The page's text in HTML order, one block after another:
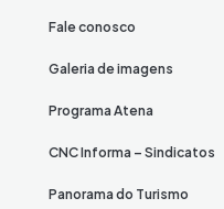
Fale conosco
Galeria de imagens
Programa Atena
CNC Informa – Sindicatos
Panorama do Turismo